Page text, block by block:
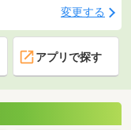
変更する
アプリで探す